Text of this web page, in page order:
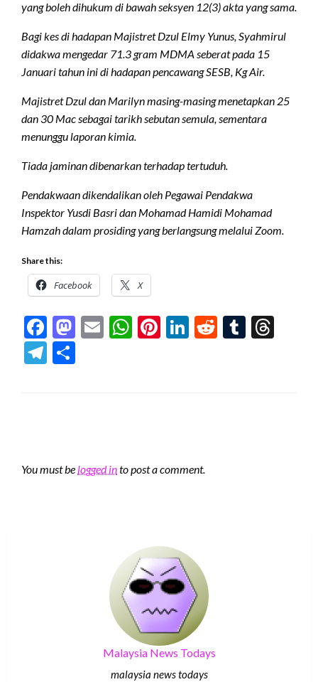
yang boleh dihukum di bawah seksyen 12(3) akta yang sama.
Bagi kes di hadapan Majistret Dzul Elmy Yunus, Syahmirul
didakwa mengedar 71.3 gram MDMA seberat pada 15
Januari tahun ini di hadapan pencawang SESB, Kg Air.
Majistret Dzul dan Marilyn masing-masing menetapkan 25
dan 30 Mac sebagai tarikh sebutan semula, sementara
menunggu laporan kimia.
Tiada jaminan dibenarkan terhadap tertuduh.
Pendakwaan dikendalikan oleh Pegawai Pendakwa
Inspektor Yusdi Basri dan Mohamad Hamidi Mohamad
Hamzah dalam prosiding yang berlangsung melalui Zoom.
Share this:
Facebook X
Facebook
Mastodon
EmailWhatsApp
Pinterest
LinkedIn
RedditTumblr
Telegram
You must be logged into post a comment.
Malaysia News Todays
malaysia news todays